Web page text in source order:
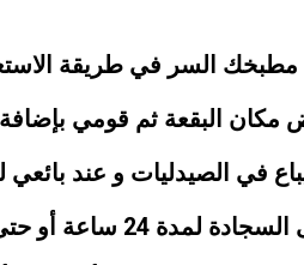
مطبخك السر في طريقة
مكان البقعة ثم قومي
في الصيدليات و عند بائعي
سيحدث تفاعل بينهما اتركي